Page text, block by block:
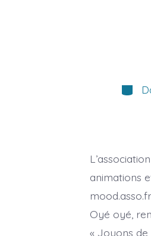
animations
Oyé oyé,
« Jouons